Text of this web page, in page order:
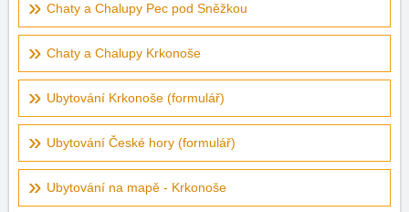
Chaty a Chalupy Pec pod Sněžkou
Chaty a Chalupy Krkonoše
Ubytování Krkonoše (formulář)
Ubytování České hory (formulář)
Ubytování na mapě - Krkonoše